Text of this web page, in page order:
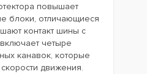
повышает
блоки, отличающиеся
контакт шины с
четыре
канавок, которые
движения.